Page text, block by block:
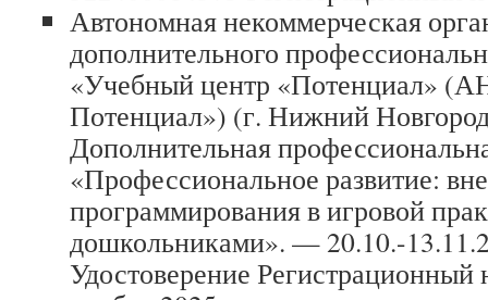
Автономная некоммерческая
дополнительного
«Учебный центр «Потенциал»
Потенциал») (г. Нижний
Дополнительная
«Профессиональное развитие:
программирования в игровой
дошкольниками». — 20.10.-
Удостоверение